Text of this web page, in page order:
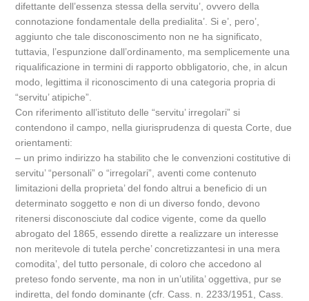
difettante dell’essenza stessa della servitu’, ovvero della
connotazione fondamentale della predialita’. Si e’, pero’,
aggiunto che tale disconoscimento non ne ha significato,
tuttavia, l’espunzione dall’ordinamento, ma semplicemente una
riqualificazione in termini di rapporto obbligatorio, che, in alcun
modo, legittima il riconoscimento di una categoria propria di
“servitu’ atipiche”.
Con riferimento all’istituto delle “servitu’ irregolari” si
contendono il campo, nella giurisprudenza di questa Corte, due
orientamenti:
– un primo indirizzo ha stabilito che le convenzioni costitutive di
servitu’ “personali” o “irregolari”, aventi come contenuto
limitazioni della proprieta’ del fondo altrui a beneficio di un
determinato soggetto e non di un diverso fondo, devono
ritenersi disconosciute dal codice vigente, come da quello
abrogato del 1865, essendo dirette a realizzare un interesse
non meritevole di tutela perche’ concretizzantesi in una mera
comodita’, del tutto personale, di coloro che accedono al
preteso fondo servente, ma non in un’utilita’ oggettiva, pur se
indiretta, del fondo dominante (cfr. Cass. n. 2233/1951, Cass.